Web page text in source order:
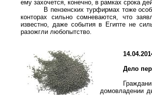
ему захочется, конечно, в рамках срока
В пензенских турфирмах тоже
конторах сильно сомневаются, что
известно, даже события в Египте не
разожгли любопытство.
Дело
домовладении